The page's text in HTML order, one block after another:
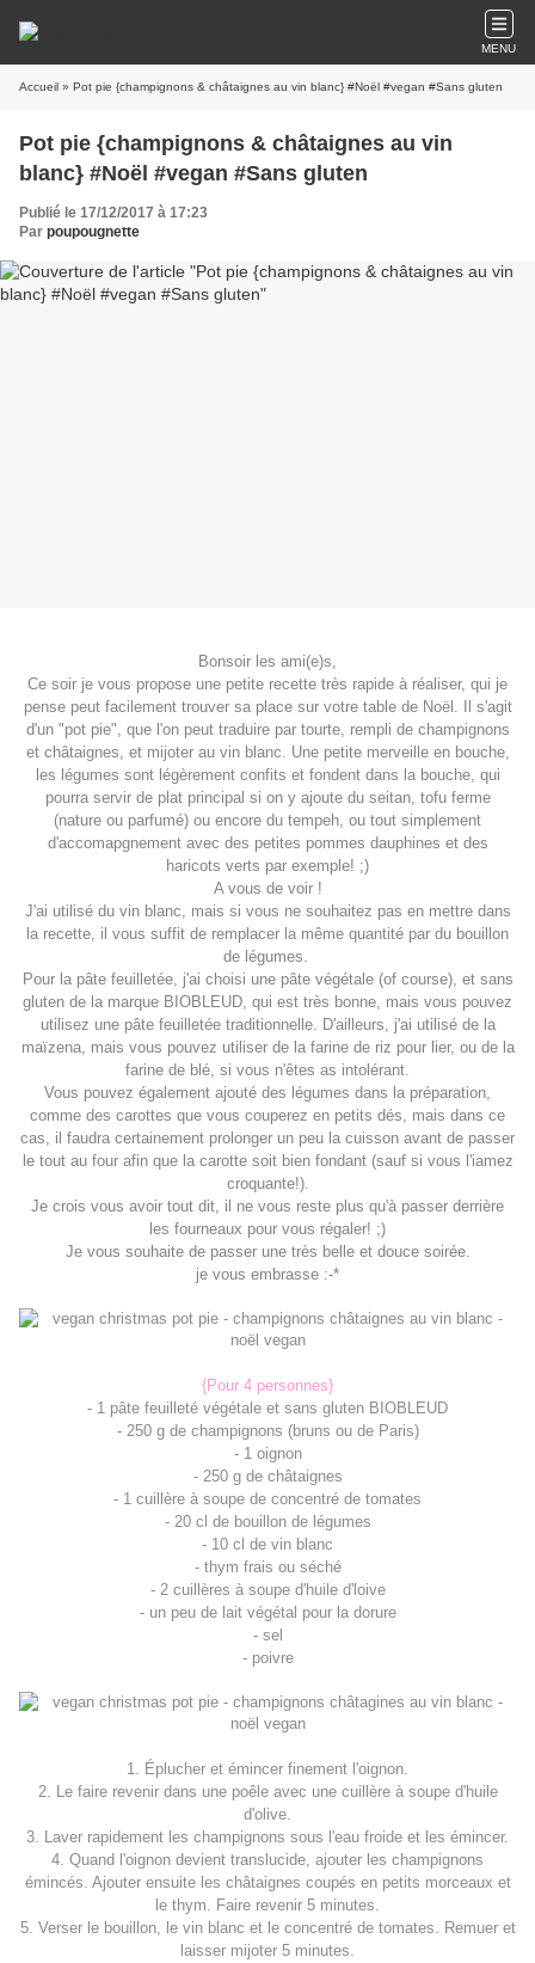
MENU
Accueil » Pot pie {champignons & châtaignes au vin blanc} #Noël #vegan #Sans gluten
Pot pie {champignons & châtaignes au vin
blanc} #Noël #vegan #Sans gluten
Publié le 17/12/2017 à 17:23
Par poupougnette
Bonsoir les ami(e)s,
Ce soir je vous propose une petite recette très rapide à réaliser, qui je
pense peut facilement trouver sa place sur votre table de Noël. Il s'agit
d'un "pot pie", que l'on peut traduire par tourte, rempli de champignons
et châtaignes, et mijoter au vin blanc. Une petite merveille en bouche,
les légumes sont légèrement confits et fondent dans la bouche, qui
pourra servir de plat principal si on y ajoute du seitan, tofu ferme
(nature ou parfumé) ou encore du tempeh, ou tout simplement
d'accomapgnement avec des petites pommes dauphines et des
haricots verts par exemple! ;)
A vous de voir !
J'ai utilisé du vin blanc, mais si vous ne souhaitez pas en mettre dans
la recette, il vous suffit de remplacer la même quantité par du bouillon
de légumes.
Pour la pâte feuilletée, j'ai choisi une pâte végétale (of course), et sans
gluten de la marque BIOBLEUD, qui est très bonne, mais vous pouvez
utilisez une pâte feuilletée traditionnelle. D'ailleurs, j'ai utilisé de la
maïzena, mais vous pouvez utiliser de la farine de riz pour lier, ou de la
farine de blé, si vous n'êtes as intolérant.
Vous pouvez également ajouté des légumes dans la préparation,
comme des carottes que vous couperez en petits dés, mais dans ce
cas, il faudra certainement prolonger un peu la cuisson avant de passer
le tout au four afin que la carotte soit bien fondant (sauf si vous l'iamez
croquante!).
Je crois vous avoir tout dit, il ne vous reste plus qu'à passer derrière
les fourneaux pour vous régaler! ;)
Je vous souhaite de passer une très belle et douce soirée.
je vous embrasse :-*
{Pour 4 personnes}
- 1 pâte feuilleté végétale et sans gluten BIOBLEUD
- 250 g de champignons (bruns ou de Paris)
- 1 oignon
- 250 g de châtaignes
- 1 cuillère à soupe de concentré de tomates
- 20 cl de bouillon de légumes
- 10 cl de vin blanc
- thym frais ou séché
- 2 cuillères à soupe d'huile d'loive
- un peu de lait végétal pour la dorure
- sel
- poivre
1. Éplucher et émincer finement l'oignon.
2. Le faire revenir dans une poêle avec une cuillère à soupe d'huile
d'olive.
3. Laver rapidement les champignons sous l'eau froide et les émincer.
4. Quand l'oignon devient translucide, ajouter les champignons
émincés. Ajouter ensuite les châtaignes coupés en petits morceaux et
le thym. Faire revenir 5 minutes.
5. Verser le bouillon, le vin blanc et le concentré de tomates. Remuer et
laisser mijoter 5 minutes.